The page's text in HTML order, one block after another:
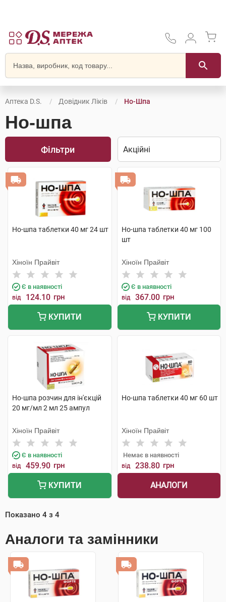
Аптека D.S. Довідник Ліків Но-Шпа
Но-шпа
Фільтри
Но-шпа таблетки 40 мг 24 шт
Хіноїн Прайвіт
Є в наявності
від 124.10 грн
КУПИТИ
Но-шпа таблетки 40 мг 100
шт
Хіноїн Прайвіт
Є в наявності
від 367.00 грн
КУПИТИ
Но-шпа розчин для ін'єкцій
20 мг/мл 2 мл 25 ампул
Хіноїн Прайвіт
Є в наявності
від 459.90 грн
КУПИТИ
Но-шпа таблетки 40 мг 60 шт
Хіноїн Прайвіт
Немає в наявності
від 238.80 грн
АНАЛОГИ
Показано 4 з 4
Аналоги та замінники